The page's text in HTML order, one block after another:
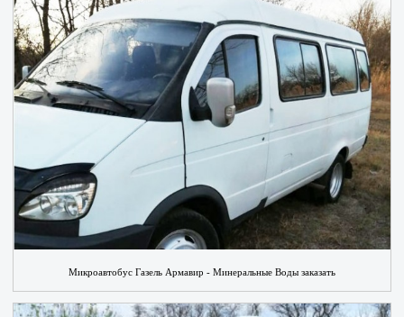
Микроавтобус Газель Армавир - Минеральные Воды заказать